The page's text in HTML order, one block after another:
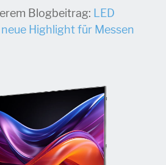
Blogbeitrag: LED
Highlight für Messen